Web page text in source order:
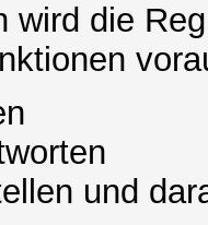
wird die
und